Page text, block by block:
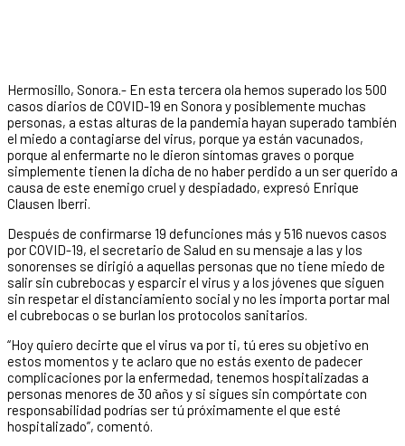
Hermosillo, Sonora.- En esta tercera ola hemos superado los 500
casos diarios de COVID-19 en Sonora y posiblemente muchas
personas, a estas alturas de la pandemia hayan superado también
el miedo a contagiarse del virus, porque ya están vacunados,
porque al enfermarte no le dieron síntomas graves o porque
simplemente tienen la dicha de no haber perdido a un ser querido a
causa de este enemigo cruel y despiadado, expresó Enrique
Clausen Iberri.
Después de confirmarse 19 defunciones más y 516 nuevos casos
por COVID-19, el secretario de Salud en su mensaje a las y los
sonorenses se dirigió a aquellas personas que no tiene miedo de
salir sin cubrebocas y esparcir el virus y a los jóvenes que siguen
sin respetar el distanciamiento social y no les importa portar mal
el cubrebocas o se burlan los protocolos sanitarios.
“Hoy quiero decirte que el virus va por ti, tú eres su objetivo en
estos momentos y te aclaro que no estás exento de padecer
complicaciones por la enfermedad, tenemos hospitalizadas a
personas menores de 30 años y si sigues sin compórtate con
responsabilidad podrías ser tú próximamente el que esté
hospitalizado”, comentó.